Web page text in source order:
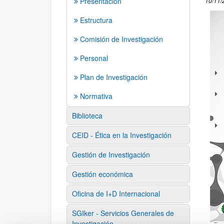
Estructura
Comisión de Investigación
Personal
Plan de Investigación
Normativa
Biblioteca
CEID - Ética en la Investigación
Gestión de Investigación
Gestión económica
Oficina de I+D Internacional
SGIker - Servicios Generales de